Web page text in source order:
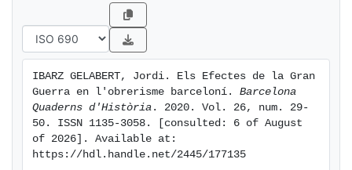
treballadores i l'obrerisme de Barcelona, tot i no patir
la guerra directament, també es van veure afectats pel
seu desenvolupament.
IBARZ GELABERT, Jordi. Els Efectes de la Gran
Guerra en l'obrerisme barceloní. Barcelona
Quaderns d'Història . 2020. Vol. 26, num. 29-
50. ISSN 1135-3058. [consulted: 6 of August
of 2026]. Available at:
https://hdl.handle.net/2445/177135